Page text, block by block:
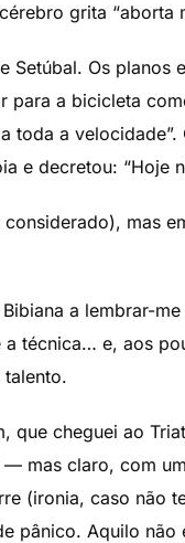
grita “aborta
Setúbal. Os
a bicicleta
toda a
e decretou: “Hoje
mas
a lembrar-
técnica… e, aos
que cheguei ao
— mas claro, com um
(ironia, caso não
pânico. Aquilo